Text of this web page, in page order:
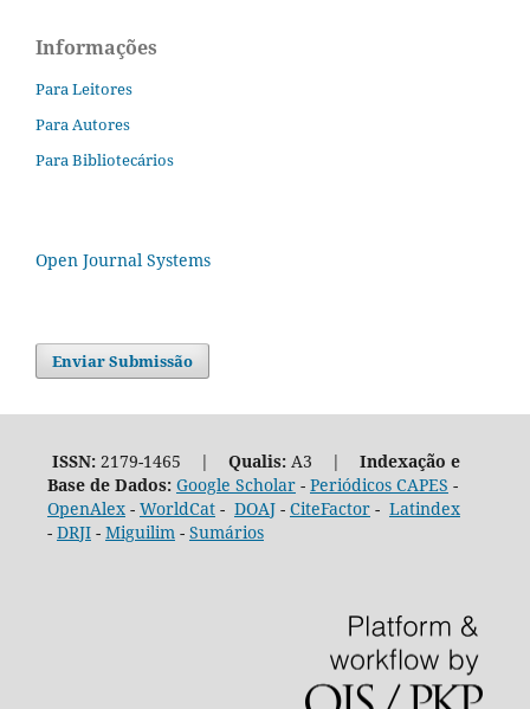
Informações
Para Leitores
Para Autores
Para Bibliotecários
Open Journal Systems
Enviar Submissão
ISSN:2179-1465 | Qualis:A3 | Indexação e
Base de Dados: Google Scholar- Periódicos CAPES -
OpenAlex- WorldCat- DOAJ- CiteFactor- Latindex
- DRJI- Miguilim- Sumários